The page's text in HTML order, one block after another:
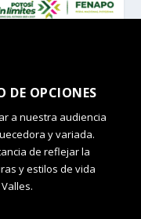
DE OPCIONES
a nuestra audiencia
y variada.
de reflejar la
y estilos de vida